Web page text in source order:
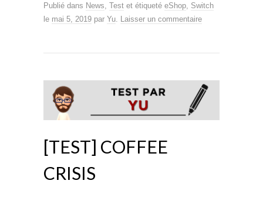
Publié dans News Test et étiqueté eShop Switch
le mai 5, 2019 par Yu Laisser un commentaire
[TEST] COFFEE
CRISIS